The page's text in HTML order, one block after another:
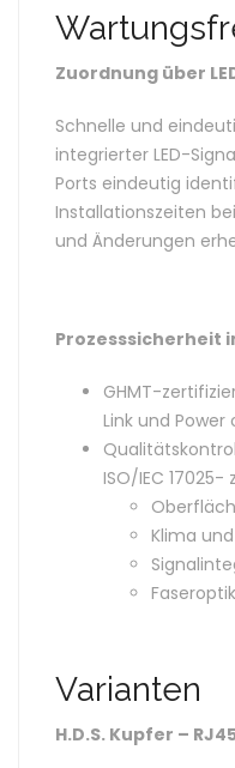
Zuordnung über
Schnelle und
integrierter LED-
Ports eindeutig
Installationszeiten
und Änderungen
Prozesssicherheit
GHMT-
Link und
ISO/IEC
Klima
Faseroptik
Varianten
H.D.S. Kupfer –